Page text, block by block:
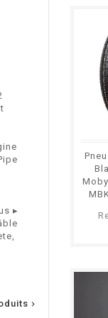
▸
Ref
Support de
Arrière Type
Mobylettes
